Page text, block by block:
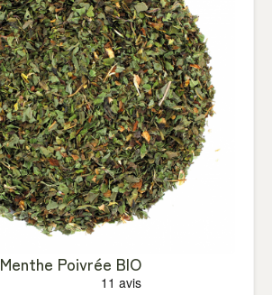
Menthe Poivrée BIO